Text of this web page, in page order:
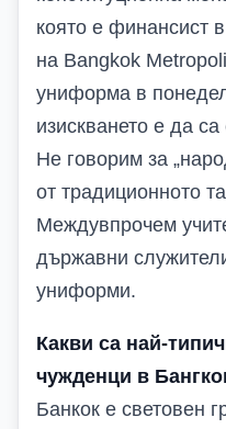
която е финансист
на Bangkok
униформа в
изискването е да
Не говорим за
от традиционното
Междувпрочем
държавни
униформи.
Какви са най-
чужденци в
Банкок е световен